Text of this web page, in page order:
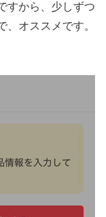
すから、少しずつ
オススメです。